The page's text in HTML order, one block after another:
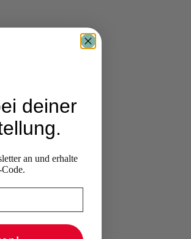
deiner
an und erhalte